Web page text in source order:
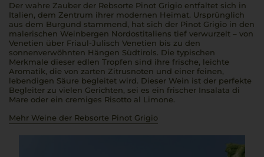
Der wahre Zauber der Rebsorte Pinot Grigio entfaltet sich in
Italien, dem Zentrum ihrer modernen Heimat. Ursprünglich
aus dem Burgund stammend, hat sich der Pinot Grigio in den
malerischen Weinbergen Nordostitaliens tief verwurzelt – von
Venetien über Friaul-Julisch Venetien bis zu den
sonnenverwöhnten Hängen Südtirols. Die typischen
Merkmale dieser edlen Tropfen sind ihre frische, leichte
Aromatik, die von zarten Zitrusnoten und einer feinen,
lebendigen Säure begleitet wird. Dieser Wein ist der perfekte
Begleiter zu vielen Gerichten, sei es ein frischer Insalata di
Mare oder ein cremiges Risotto al Limone.
Mehr Weine der Rebsorte Pinot Grigio